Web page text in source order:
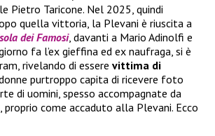
Pietro Taricone. Nel 2025, quindi
quella vittoria, la Plevani è riuscita a
dei Famosi, davanti a Mario Adinolfi e
fa l’ex gieffina ed ex naufraga, si è
rivelando di essere vittima di
purtroppo capita di ricevere foto
di uomini, spesso accompagnate da
proprio come accaduto alla Plevani. Ecco